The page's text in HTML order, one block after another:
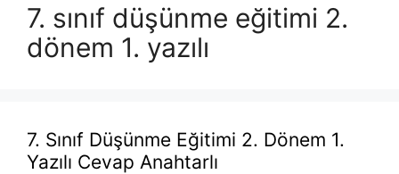
7. sınıf düşünme eğitimi 2.
dönem 1. yazılı
7. Sınıf Düşünme Eğitimi 2. Dönem 1.
Yazılı Cevap Anahtarlı